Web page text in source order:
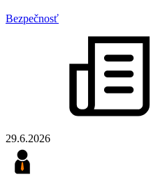
Bezpečnosť
29.6.2026